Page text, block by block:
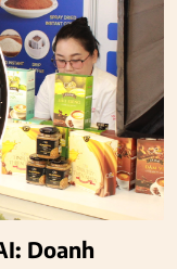
Doanh